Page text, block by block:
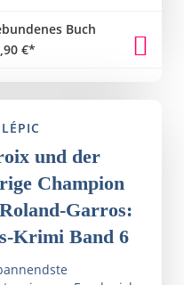
Buch
€*
und der
Champion
Garros:
Krimi Band 6